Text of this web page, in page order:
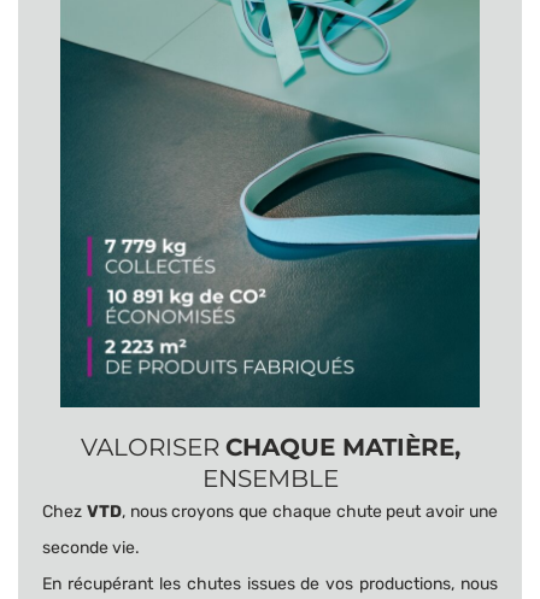
VALORISER CHAQUE MATIÈRE,
ENSEMBLE
Chez VTD, nous croyons que chaque chute peut avoir une
seconde vie.
En récupérant les chutes issues de vos productions, nous